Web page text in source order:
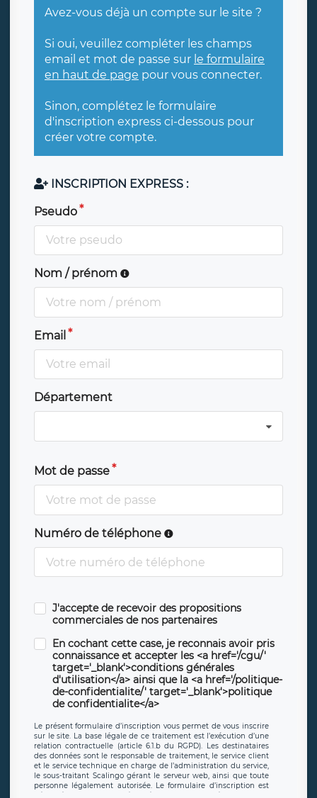
Avez-vous déjà un compte sur le site ?
Si oui, veuillez compléter les champs
email et mot de passe sur le formulaire
en haut de page pour vous connecter.
Sinon, complétez le formulaire
d'inscription express ci-dessous pour
créer votre compte.
INSCRIPTION EXPRESS :
Pseudo
Nom / prénom
Email
Département
Mot de passe
Numéro de téléphone
J'accepte de recevoir des propositions
commerciales de nos partenaires
En cochant cette case, je reconnais avoir pris
connaissance et accepter les <a href='/cgu/'
target='_blank'>conditions générales
d'utilisation</a> ainsi que la <a href='/politique-
de-confidentialite/' target='_blank'>politique
de confidentialite</a>
Le présent formulaire d’inscription vous permet de vous inscrire
sur le site. La base légale de ce traitement est l’exécution d’une
relation contractuelle (article 6.1.b du RGPD). Les destinataires
des données sont le responsable de traitement, le service client
et le service technique en charge de l’administration du service,
le sous-traitant Scalingo gérant le serveur web, ainsi que toute
personne légalement autorisée. Le formulaire d’inscription est